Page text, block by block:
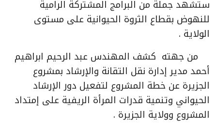
ستشهد جملة من البرامج المشتركة الرامية
للنهوض بقطاع الثروة الحيوانية على مستوى
الولاية .
من جهته كشف المهندس عبد الرحيم ابراهيم
أحمد مدير إدارة نقل التقانة والإرشاد بمشروع
الجزيرة عن خطة المشروع لتفعيل دور الإرشاد
الحيواني وتنمية قدرات المرأة الريفية على إمتداد
المشروع وولاية الجزيرة .